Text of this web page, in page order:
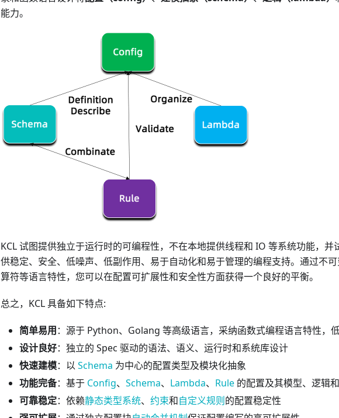
能力。
KCL 试图提供独立于运行时的可编程性，不在本地提供线程和 IO 等系统功能，并
供稳定、安全、低噪声、低副作用、易于自动化和易于管理的编程支持。通过不
算符等语言特性，您可以在配置可扩展性和安全性方面获得一个良好的平衡。
总之，KCL 具备如下特点:
简单易用：源于 Python、Golang 等高级语言，采纳函数式编程语言特性，
设计良好：独立的 Spec 驱动的语法、语义、运行时和系统库设计
快速建模：以 Schema 为中心的配置类型及模块化抽象
功能完备：基于 Config、 Schema、 Lambda、 Rule 的配置及其模型、逻辑
可靠稳定：依赖静态类型系统、 约束和自定义规则的配置稳定性